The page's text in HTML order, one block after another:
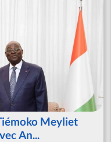
Meyliet
An...